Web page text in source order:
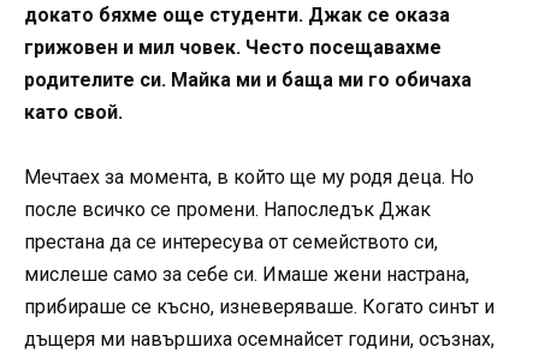
докато бяхме още студенти. Джак се оказа
грижовен и мил човек. Често посещавахме
родителите си. Майка ми и баща ми го обичаха
като свой.
Мечтаех за момента, в който ще му родя деца. Но
после всичко се промени. Напоследък Джак
престана да се интересува от семейството си,
мислеше само за себе си. Имаше жени настрана,
прибираше се късно, изневеряваше. Когато синът и
дъщеря ми навършиха осемнайсет години, осъзнах,